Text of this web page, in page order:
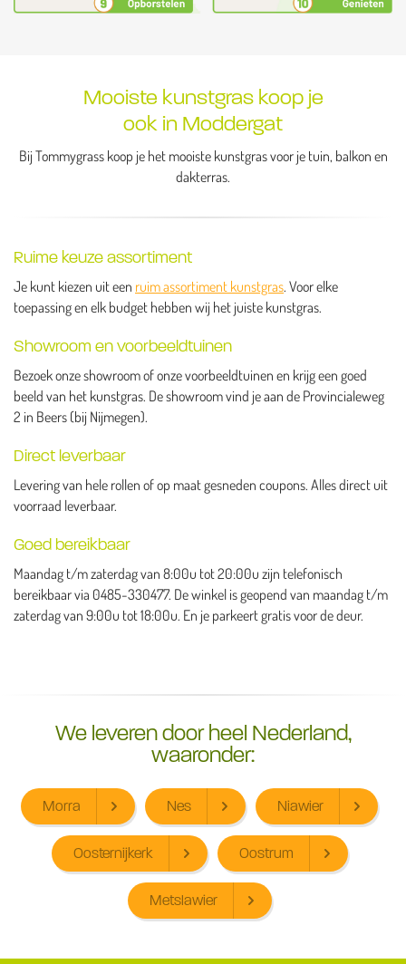
Mooiste kunstgras koop je
ook in Moddergat
Bij Tommygrass koop je het mooiste kunstgras voor je tuin, balkon en
dakterras.
Ruime keuze assortiment
Je kunt kiezen uit een ruim assortiment kunstgras. Voor elke
toepassing en elk budget hebben wij het juiste kunstgras.
Showroom en voorbeeldtuinen
Bezoek onze showroom of onze voorbeeldtuinen en krijg een goed
beeld van het kunstgras. De showroom vind je aan de Provincialeweg
2 in Beers (bij Nijmegen).
Direct leverbaar
Levering van hele rollen of op maat gesneden coupons. Alles direct uit
voorraad leverbaar.
Goed bereikbaar
Maandag t/m zaterdag van 8:00u tot 20:00u zijn telefonisch
bereikbaar via 0485-330477. De winkel is geopend van maandag t/m
zaterdag van 9:00u tot 18:00u. En je parkeert gratis voor de deur.
We leveren door heel Nederland,
waaronder:
Morra Nes Niawier
Oosternijkerk Oostrum
Metslawier